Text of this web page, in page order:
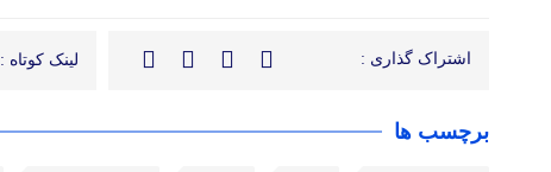
اشتراک گذاری : لینک کوتاه :
برچسب ها